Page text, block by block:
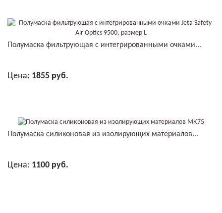
Полумаска фильтрующая с интегрированными очками...
Цена: 1855 руб.
Полумаска силиконовая из изолирующих материалов...
Цена: 1100 руб.